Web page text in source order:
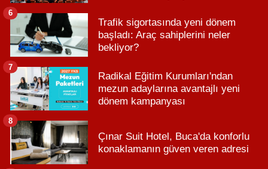
Trafik sigortasında yeni dönem
başladı: Araç sahiplerini neler
bekliyor?
6
Radikal Eğitim Kurumları'ndan
mezun adaylarına avantajlı yeni
dönem kampanyası
7
Çınar Suit Hotel, Buca'da konforlu
konaklamanın güven veren adresi
8